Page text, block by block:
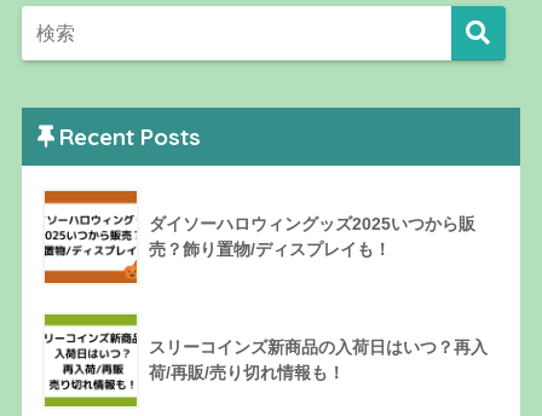
Recent Posts
ダイソーハロウィングッズ2025いつから販
売？飾り置物/ディスプレイも！
スリーコインズ新商品の入荷日はいつ？再入
荷/再販/売り切れ情報も！